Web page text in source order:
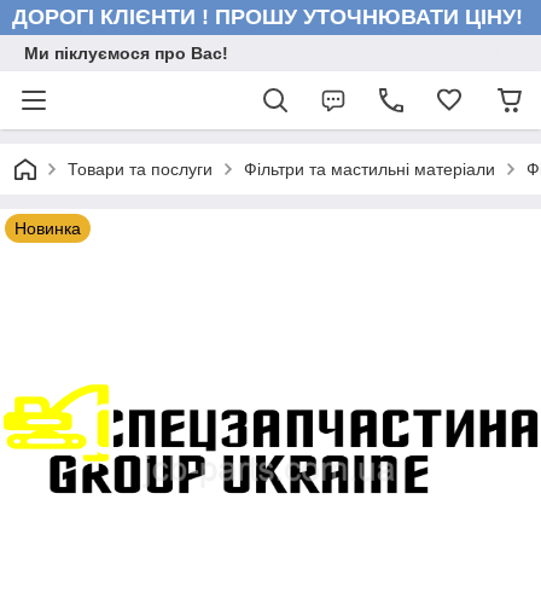
ДОРОГІ КЛІЄНТИ ! ПРОШУ УТОЧНЮВАТИ ЦІНУ!
Ми піклуємося про Вас!
Товари та послуги Фільтри та мастильні матеріали
Новинка